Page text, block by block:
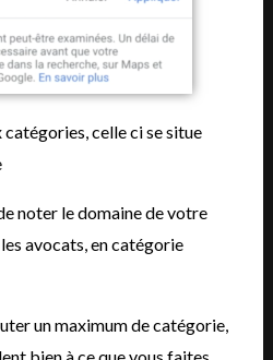
celle ci se situe
noter le domaine de votre
avocats, en catégorie
un maximum de catégorie,